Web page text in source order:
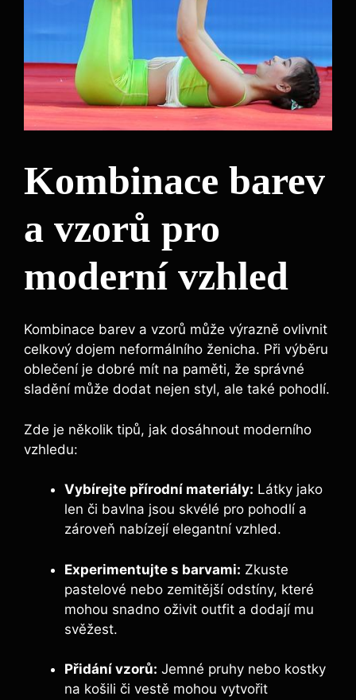
Kombinace barev
a vzorů pro
moderní vzhled
Kombinace barev a vzorů může výrazně ovlivnit
celkový dojem neformálního ženicha. Při výběru
oblečení je dobré mít na paměti, že správné
sladění může dodat nejen styl, ale také pohodlí.
Zde je několik tipů, jak dosáhnout moderního
vzhledu:
Vybírejte přírodní materiály: Látky jako
len či bavlna jsou skvélé pro pohodlí a
zároveň nabízejí elegantní vzhled.
Experimentujte s barvami: Zkuste
pastelové nebo zemitější odstíny, které
mohou snadno oživit outfit a dodají mu
svěžest.
Přidání vzorů: Jemné pruhy nebo kostky
na košili či vestě mohou vytvořit